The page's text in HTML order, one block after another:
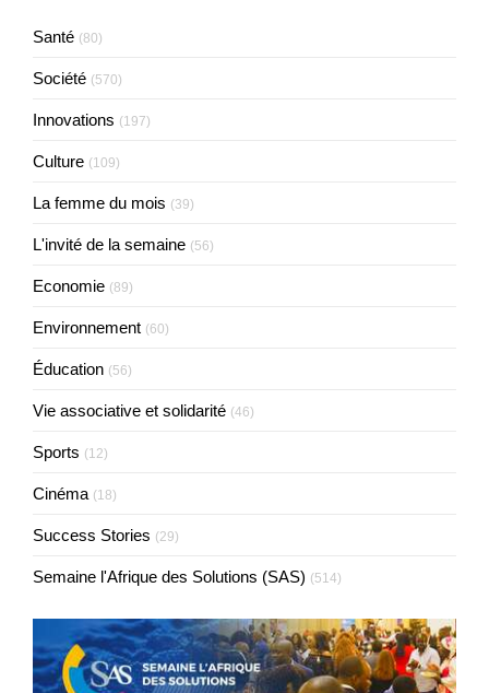
Santé (80)
Société (570)
Innovations (197)
Culture (109)
La femme du mois (39)
L'invité de la semaine (56)
Economie (89)
Environnement (60)
Éducation (56)
Vie associative et solidarité (46)
Sports (12)
Cinéma (18)
Success Stories (29)
Semaine l'Afrique des Solutions (SAS) (514)